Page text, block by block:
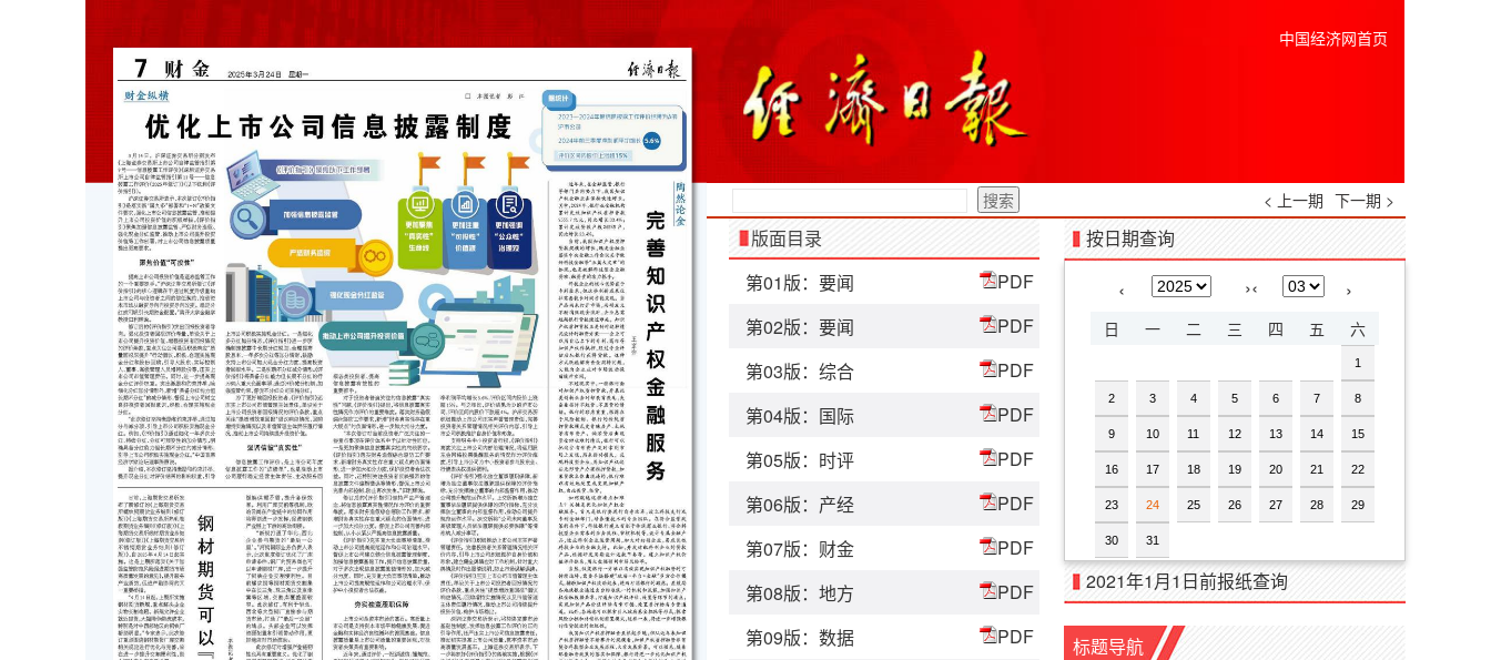
中国经济网首页
< 上一期 下一期 >
版面目录
第01版：要闻
PDF
第02版：要闻
PDF
第03版：综合
PDF
第04版：国际
PDF
第05版：时评
PDF
第06版：产经
PDF
第07版：财金
PDF
第08版：地方
PDF
第09版：数据
PDF
按日期查询
‹ ›‹ ›
日 一 二 三 四 五 六
1
2 3 4 5 6 7 8
9 10 11 12 13 14 15
16 17 18 19 20 21 22
23 24 25 26 27 28 29
30 31
2021年1月1日前报纸查询
标题导航